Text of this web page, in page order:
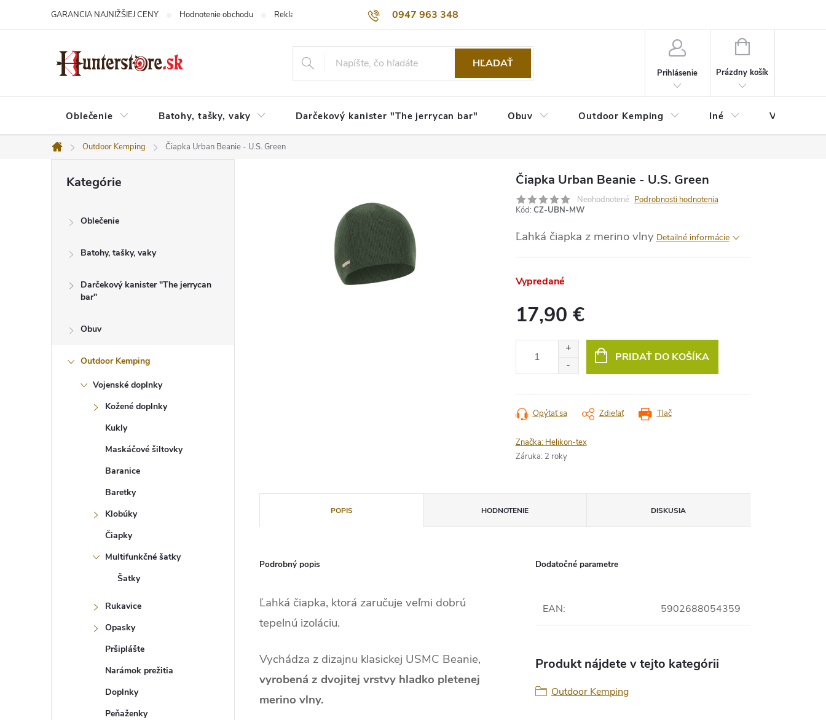
0947 963 348
GARANCIA NAJNIŽŠIEJ CENY Hodnotenie obchodu Reklamačný poriadok Obchodné podmienky
HĽADAŤ
Prihlásenie
NÁKUPNÝ
Prázdny košík
Oblečenie Batohy, tašky, vaky Darčekový kanister "The jerrycan bar" Obuv Outdoor Kemping Iné Veľkostná
Domov
Outdoor Kemping Čiapka Urban Beanie - U.S. Green
kategórie
Kategórie
Oblečenie
Batohy, tašky, vaky
Darčekový kanister "The jerrycan
bar"
Obuv
Outdoor Kemping
Vojenské doplnky
Kožené doplnky
Kukly
Maskáčové šiltovky
Baranice
Baretky
Klobúky
Čiapky
Multifunkčné šatky
Šatky
Rukavice
Opasky
Pršiplášte
Narámok prežitia
Doplnky
Peňaženky
Čiapka Urban Beanie - U.S. Green
Neohodnotené Podrobnosti hodnotenia
Kód: CZ-UBN-MW
Ľahká čiapka z merino vlny Detailné informácie
Vypredané
17,90 €
PRIDAŤ DO KOŠÍKA
Tlač
Opýtať sa Zdieľať
Značka: Helikon-tex
Záruka: 2 roky
POPIS HODNOTENIE DISKUSIA
Podrobný popis
Ľahká čiapka, ktorá zaručuje veľmi dobrú
tepelnú izoláciu.
Vychádza z dizajnu klasickej USMC Beanie,
vyrobená z dvojitej vrstvy hladko pletenej
merino vlny.
Dodatočné parametre
EAN: 5902688054359
Produkt nájdete v tejto kategórii
Outdoor Kemping